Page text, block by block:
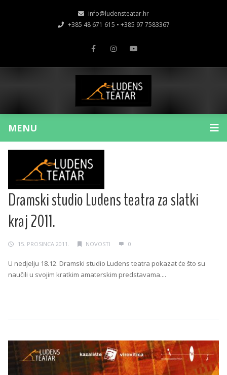
info@ludensteatar.hr
+385 48 671 615 • +385 97 7583367
MENU
Dramski studio Ludens teatra za slatki
kraj 2011.
15. PROSINCA 2011. NOVOSTI 0
U nedjelju 18.12. Dramski studio Ludens teatra pokazat će što su
naučili u svojim kratkim amaterskim predstavama....